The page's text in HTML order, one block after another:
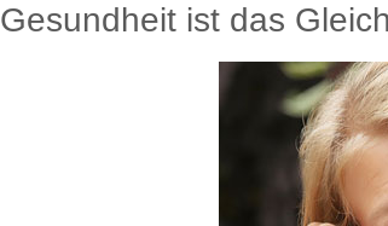
Gesundheit ist das